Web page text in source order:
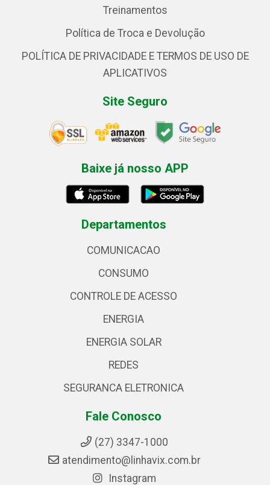
Treinamentos
Política de Troca e Devolução
POLÍTICA DE PRIVACIDADE E TERMOS DE USO DE
APLICATIVOS
Site Seguro
Baixe já nosso APP
Departamentos
COMUNICACAO
CONSUMO
CONTROLE DE ACESSO
ENERGIA
ENERGIA SOLAR
REDES
SEGURANCA ELETRONICA
Fale Conosco
(27) 3347-1000
atendimento@linhavix.com.br
Instagram